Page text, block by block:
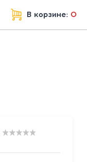
В корзине: 0